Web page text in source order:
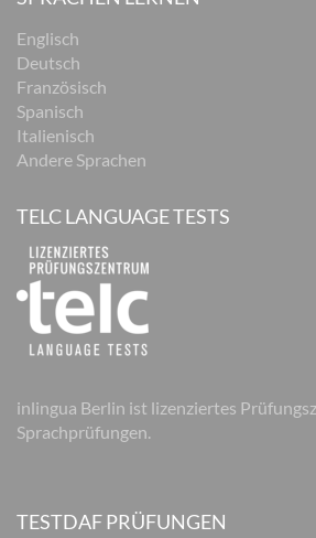
Englisch
Deutsch
Französisch
Spanisch
Italienisch
Andere Sprachen
TELC LANGUAGE TESTS
inlingua Berlin ist lizenziertes
Sprachprüfungen.
TESTDAF PRÜFUNGEN